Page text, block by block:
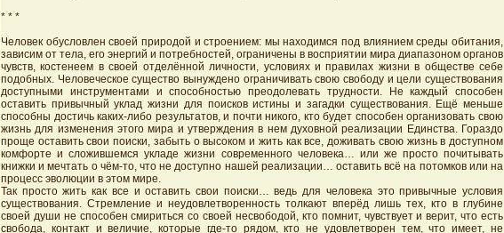
* * *
Человек обусловлен своей природой и строением: мы находимся под влиянием среды обитания,
зависим от тела, его энергий и потребностей, ограничены в восприятии мира диапазоном органов
чувств, костенеем в своей отделённой личности, условиях и правилах жизни в обществе себе
подобных. Человеческое существо вынуждено ограничивать свою свободу и цели существования
доступными инструментами и способностью преодолевать трудности. Не каждый способен
оставить привычный уклад жизни для поисков истины и загадки существования. Ещё меньше
способны достичь каких-либо результатов, и почти никого, кто будет способен организовать свою
жизнь для изменения этого мира и утверждения в нем духовной реализации Единства. Гораздо
проще оставить свои поиски, забыть о высоком и жить как все, доживать свою жизнь в доступном
комфорте и сложившемся укладе жизни современного человека… или же просто почитывать
книжки и мечтать о чём-то, что не доступно нашей реализации… оставить всё на потомков или на
процесс эволюции в этом мире.
Так просто жить как все и оставить свои поиски… ведь для человека это привычные условия
существования. Стремление и неудовлетворенность толкают вперёд лишь тех, кто в глубине
своей души не способен смириться со своей несвободой, кто помнит, чувствует и верит, что есть
свобода, контакт и величие, которые где-то рядом, кто не удовлетворен тем, что имеет, не